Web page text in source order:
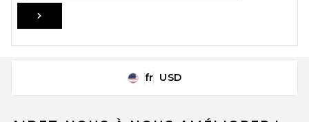
Change Country Regions
fr USD